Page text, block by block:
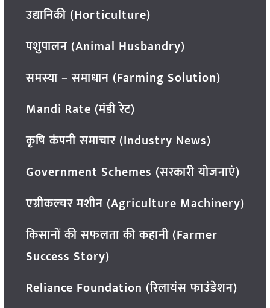
उद्यानिकी (Horticulture)
पशुपालन (Animal Husbandry)
समस्या – समाधान (Farming Solution)
Mandi Rate (मंडी रेट)
कृषि कंपनी समाचार (Industry News)
Government Schemes (सरकारी योजनाएं)
एग्रीकल्चर मशीन (Agriculture Machinery)
किसानों की सफलता की कहानी (Farmer
Success Story)
Reliance Foundation (रिलायंस फाउंडेशन)